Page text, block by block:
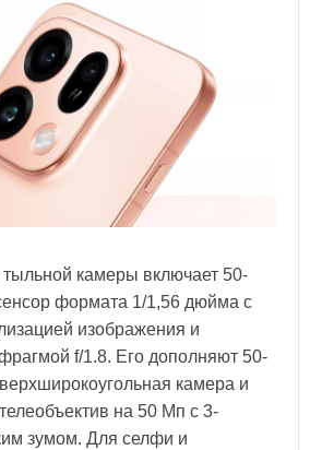
камеры включает 50-
формата 1/1,56 дюйма с
изображения и
f/1.8. Его дополняют 50-
камера и
на 50 Мп с 3-
зумом. Для селфи и